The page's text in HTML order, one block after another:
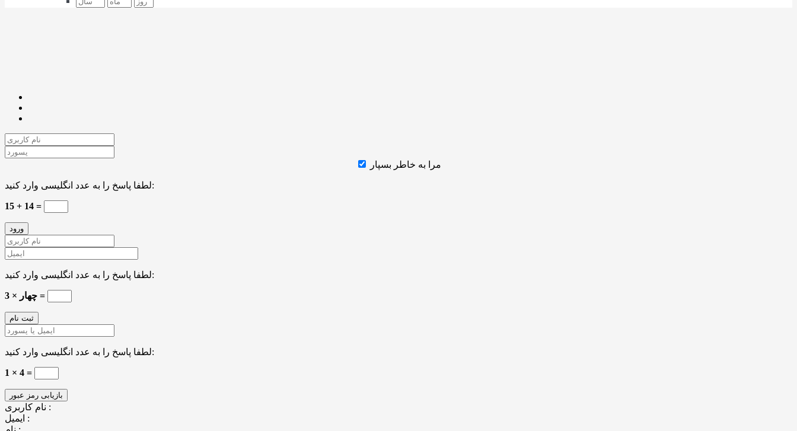
مرا به خاطر بسپار
لطفا پاسخ را به عدد انگلیسی وارد کنید:
15 + 14 =
لطفا پاسخ را به عدد انگلیسی وارد کنید:
3 × چهار =
لطفا پاسخ را به عدد انگلیسی وارد کنید:
1 × 4 =
نام کاربری :
ایمیل :